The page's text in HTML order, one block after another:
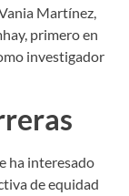
Martínez,
primero en
investigador
ha interesado
de equidad